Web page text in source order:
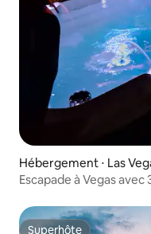
Hébergement ⋅ Las
Escapade à Vegas
Superhôte